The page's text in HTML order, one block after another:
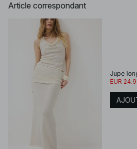
Article correspondant
Jupe
EUR